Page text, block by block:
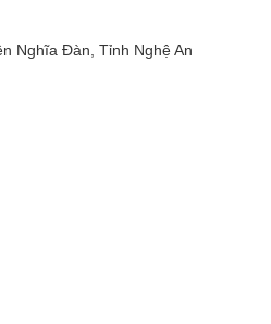
Nghĩa Đàn, Tỉnh Nghệ An